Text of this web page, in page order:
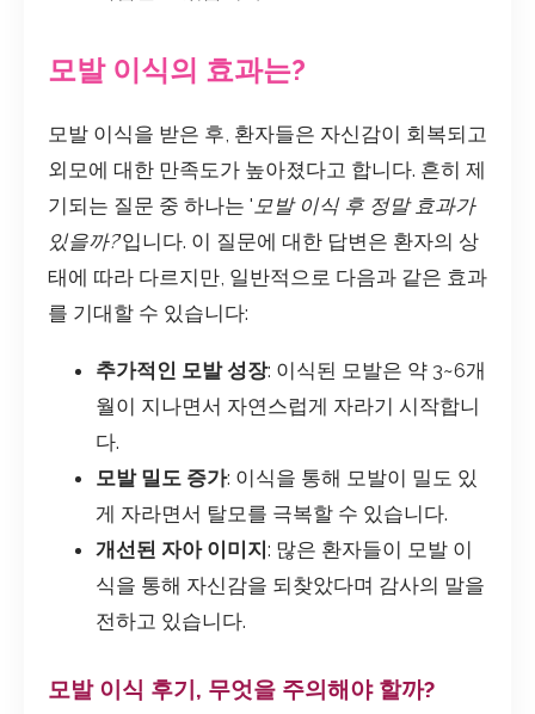
모발 이식의 효과는?
모발 이식을 받은 후, 환자들은 자신감이 회복되고
외모에 대한 만족도가 높아졌다고 합니다. 흔히 제
기되는 질문 중 하나는 '모발 이식 후 정말 효과가
있을까?'입니다. 이 질문에 대한 답변은 환자의 상
태에 따라 다르지만, 일반적으로 다음과 같은 효과
를 기대할 수 있습니다:
추가적인 모발 성장: 이식된 모발은 약 3~6개
월이 지나면서 자연스럽게 자라기 시작합니
다.
모발 밀도 증가: 이식을 통해 모발이 밀도 있
게 자라면서 탈모를 극복할 수 있습니다.
개선된 자아 이미지 : 많은 환자들이 모발 이
식을 통해 자신감을 되찾았다며 감사의 말을
전하고 있습니다.
모발 이식 후기, 무엇을 주의해야 할까?